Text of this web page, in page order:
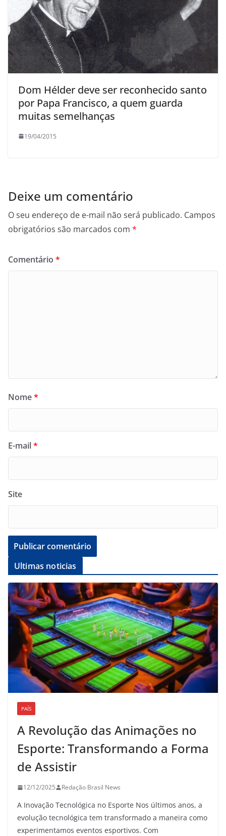
Dom Hélder deve ser reconhecido santo
por Papa Francisco, a quem guarda
muitas semelhanças
19/04/2015
Deixe um comentário
O seu endereço de e-mail não será publicado. Campos
obrigatórios são marcados com *
Comentário *
Nome*
E-mail*
Site
Ultimas noticias
PAÍS
A Revolução das Animações no
Esporte: Transformando a Forma
de Assistir
12/12/2025 Redação Brasil News
A Inovação Tecnológica no Esporte Nos últimos anos, a
evolução tecnológica tem transformado a maneira como
experimentamos eventos esportivos. Com